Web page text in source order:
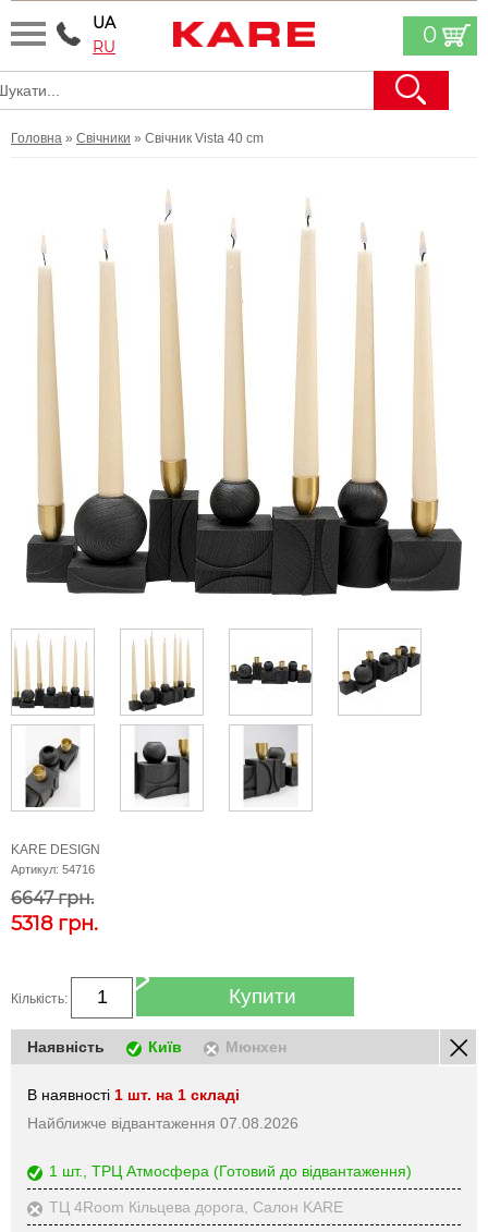
UA
RU
0
Головна » Свічники » Свічник Vista 40 cm
KARE DESIGN
Артикул: 54716
6647 грн.
5318 грн.
Кількість: Купити
Наявність Київ Мюнхен
В наявності 1 шт. на 1 складі
Найближче відвантаження 07.08.2026
1 шт., ТРЦ Атмосфера (Готовий до відвантаження)
ТЦ 4Room Кільцева дорога, Салон KARE